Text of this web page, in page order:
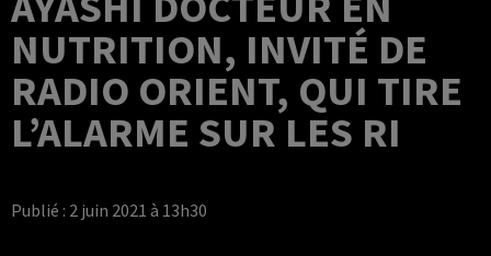
NUTRITION, INVITÉ DE
RADIO ORIENT, QUI TIRE
L’ALARME SUR LES RI
Publié : 2 juin 2021 à 13h30